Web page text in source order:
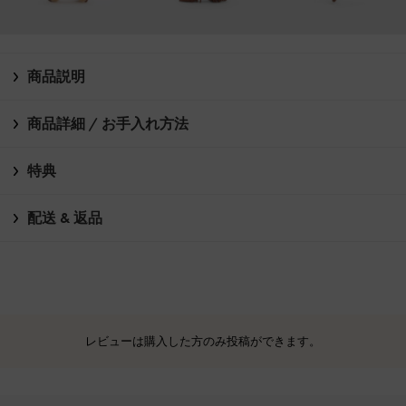
商品説明
商品詳細 / お手入れ方法
特典
配送 & 返品
レビューは購入した方のみ投稿ができます。